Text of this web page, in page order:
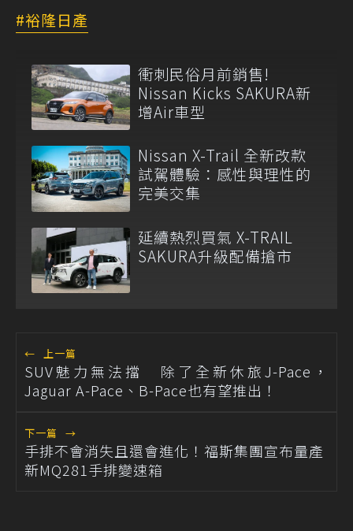
裕隆日產
衝刺民俗月前銷售!
Nissan Kicks SAKURA新
增Air車型
Nissan X-Trail 全新改款
試駕體驗：感性與理性的
完美交集
延續熱烈買氣 X-TRAIL
SAKURA升級配備搶市
← 上一篇
SUV魅力無法擋 除了全新休旅J-Pace，
Jaguar A-Pace、B-Pace也有望推出！
下一篇 →
手排不會消失且還會進化！福斯集團宣布量產
新MQ281手排變速箱